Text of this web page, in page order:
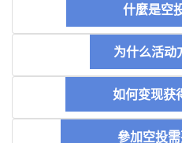
什麼是空
为什么活动
如何变现获
參加空投